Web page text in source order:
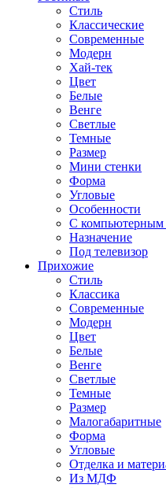
Стиль
Классические
Современные
Модерн
Хай-тек
Цвет
Белые
Венге
Светлые
Темные
Размер
Мини стенки
Форма
Угловые
Особенности
С компьютерным
Назначение
Под телевизор
Прихожие
Стиль
Классика
Современные
Модерн
Цвет
Белые
Венге
Светлые
Темные
Размер
Малогабаритные
Форма
Угловые
Отделка и
Из МДФ